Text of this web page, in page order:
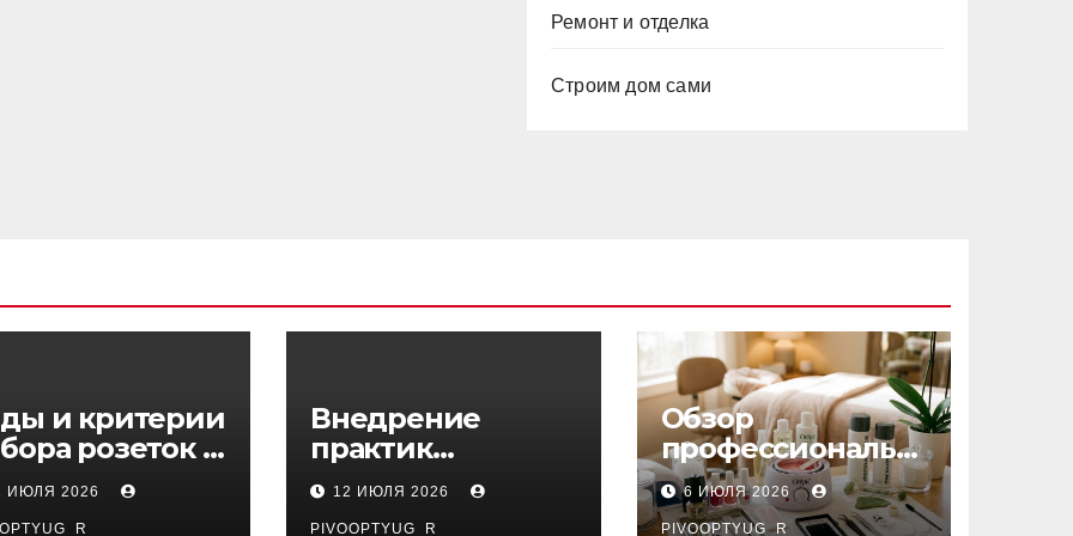
Ремонт и отделка
Строим дом сами
и критерии
розеток и
ИЮЛЯ 2026
Внедрение
практик
управляемого
DevOps в
12 ИЮЛЯ 2026
PIVOOPTYUG_R
Обзор
профессиональн
ых материалов и
инструментов
6 ИЮЛЯ 2026
PIVOOPTYUG_R